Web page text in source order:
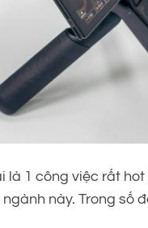
1 công việc rất
này. Trong số